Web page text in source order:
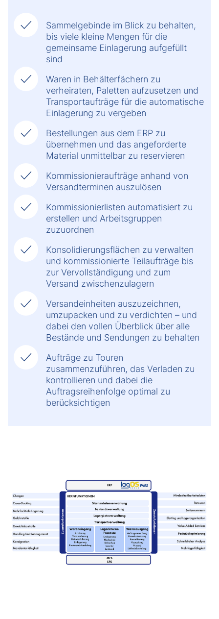
Sammelgebinde im Blick zu behalten,
bis viele kleine Mengen für die
gemeinsame Einlagerung aufgefüllt
sind
Waren in Behälterfächern zu
verheiraten, Paletten aufzusetzen und
Transportaufträge für die automatische
Einlagerung zu vergeben
Bestellungen aus dem ERP zu
übernehmen und das angeforderte
Material unmittelbar zu reservieren
Kommissionieraufträge anhand von
Versandterminen auszulösen
Kommissionierlisten automatisiert zu
erstellen und Arbeitsgruppen
zuzuordnen
Konsolidierungsflächen zu verwalten
und kommissionierte Teilaufträge bis
zur Vervollständigung und zum
Versand zwischenzulagern
Versandeinheiten auszuzeichnen,
umzupacken und zu verdichten – und
dabei den vollen Überblick über alle
Bestände und Sendungen zu behalten
Aufträge zu Touren
zusammenzuführen, das Verladen zu
kontrollieren und dabei die
Auftragsreihenfolge optimal zu
berücksichtigen